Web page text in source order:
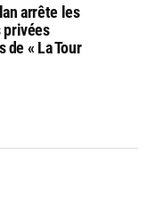
arrête les
privées
de « La Tour